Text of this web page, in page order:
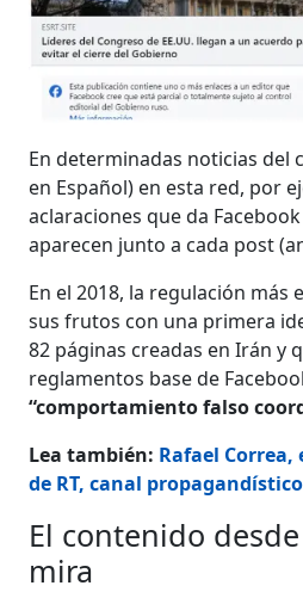
En determinadas noticias del
en Español) en esta red, por
aclaraciones que da
aparecen junto a cada post
En el 2018, la regulación más
sus frutos con una primera
82 páginas creadas en Irán y
reglamentos base de
“comportamiento falso
Lea también: Rafael
de RT, canal
El contenido
mira